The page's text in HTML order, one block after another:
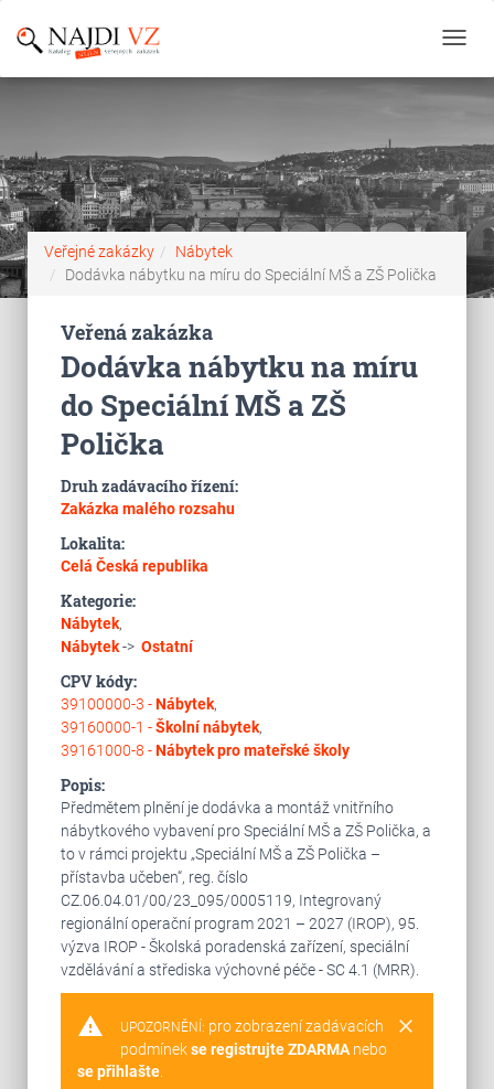
Veřejné zakázky
Nábytek
Dodávka nábytku na míru do Speciální MŠ a ZŠ Polička
Veřená zakázka
Dodávka nábytku na míru
do Speciální MŠ a ZŠ
Polička
Druh zadávacího řízení:
Zakázka malého rozsahu
Lokalita:
Celá Česká republika
Kategorie:
Nábytek,
Nábytek-> Ostatní
CPV kódy:
39100000-3 -Nábytek,
39160000-1 -Školní nábytek,
39161000-8 -Nábytek pro mateřské školy
Popis:
Předmětem plnění je dodávka a montáž vnitřního
nábytkového vybavení pro Speciální MŠ a ZŠ Polička, a
to v rámci projektu „Speciální MŠ a ZŠ Polička –
přístavba učeben“, reg. číslo
CZ.06.04.01/00/23_095/0005119, Integrovaný
regionální operační program 2021 – 2027 (IROP), 95.
výzva IROP - Školská poradenská zařízení, speciální
vzdělávání a střediska výchovné péče - SC 4.1 (MRR).
warning clear
UPOZORNĚNÍ: pro zobrazení zadávacích
podmínekse registrujte ZDARMAnebo
se přihlašte.